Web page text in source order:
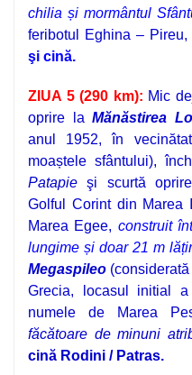
chilia și mormântul
feribotul Eghina – Pireu,
şi cină.
ZIUA 5 (290 km): Mic
oprire laMănăstirea
anul 1952, în
moaștele sfântului),
Patapie şi scurtă
Golful Corint din Marea
Marea Egee, construit
lungime și doar 21 m
Megaspileo
Grecia, locasul initial
numele de Marea
făcătoare de minuni
cină Rodini / Patras.